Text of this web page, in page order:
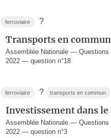
ferroviaire ?
Transports en commun
Assemblée Nationale —
2022 — question n°18
ferroviaire ? transports en commun
Investissement dans
Assemblée Nationale —
2022 — question n°3